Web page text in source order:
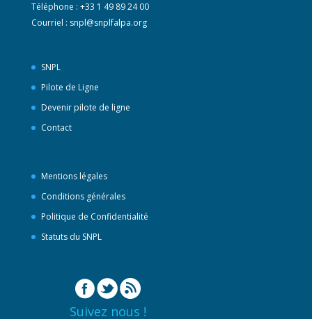
Téléphone : +33 1 49 89 24 00
Courriel : snpl@snplfalpa.org
SNPL
Pilote de Ligne
Devenir pilote de ligne
Contact
Mentions légales
Conditions générales
Politique de Confidentialité
Statuts du SNPL
Suivez nous !